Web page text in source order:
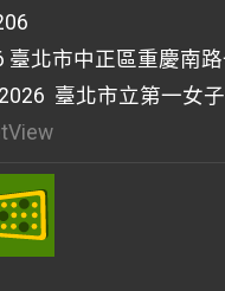
臺北市中正區重慶南
臺北市立第一女